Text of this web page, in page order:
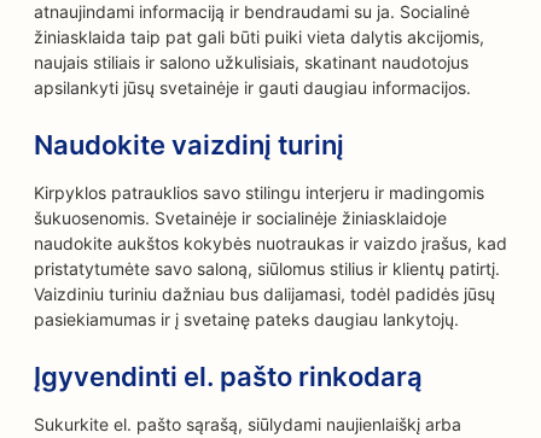
atnaujindami informaciją ir bendraudami su ja. Socialinė
žiniasklaida taip pat gali būti puiki vieta dalytis akcijomis,
naujais stiliais ir salono užkulisiais, skatinant naudotojus
apsilankyti jūsų svetainėje ir gauti daugiau informacijos.
Naudokite vaizdinį turinį
Kirpyklos patrauklios savo stilingu interjeru ir madingomis
šukuosenomis. Svetainėje ir socialinėje žiniasklaidoje
naudokite aukštos kokybės nuotraukas ir vaizdo įrašus, kad
pristatytumėte savo saloną, siūlomus stilius ir klientų patirtį.
Vaizdiniu turiniu dažniau bus dalijamasi, todėl padidės jūsų
pasiekiamumas ir į svetainę pateks daugiau lankytojų.
Įgyvendinti el. pašto rinkodarą
Sukurkite el. pašto sąrašą, siūlydami naujienlaiškį arba